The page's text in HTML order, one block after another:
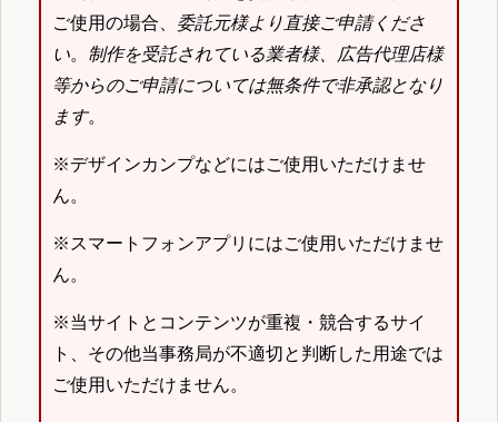
ご使用の場合、 委託元様より直接ご申請くださ
い。 制作を受託されている業者様、広告代理店様
等からのご申請については無条件で非承認となり
ます。
※デザインカンプなどにはご使用いただけませ
ん。
※スマートフォンアプリにはご使用いただけませ
ん。
※当サイトとコンテンツが重複・競合するサイ
ト、その他当事務局が不適切と判断した用途では
ご使用いただけません。